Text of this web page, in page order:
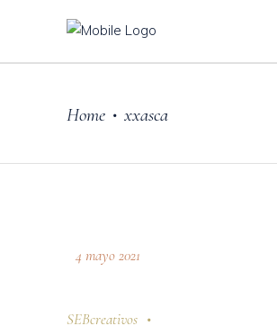
Home • xxasca
4 mayo 2021
SEBcreativos